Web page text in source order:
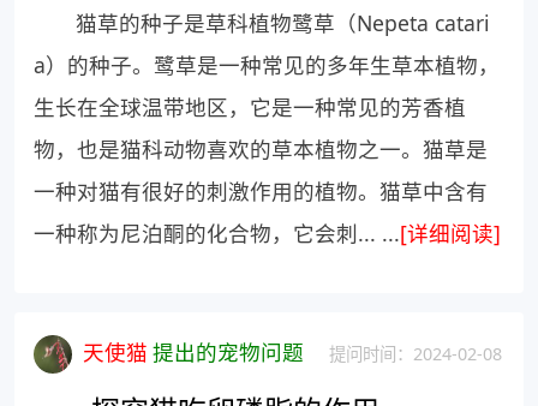
猫草的种子是草科植物鹭草（Nepeta catari
a）的种子。鹭草是一种常见的多年生草本植物，
生长在全球温带地区，它是一种常见的芳香植
物，也是猫科动物喜欢的草本植物之一。猫草是
一种对猫有很好的刺激作用的植物。猫草中含有
一种称为尼泊酮的化合物，它会刺... ...[详细阅读]
天使猫 提出的宠物问题 提问时间：2024-02-08